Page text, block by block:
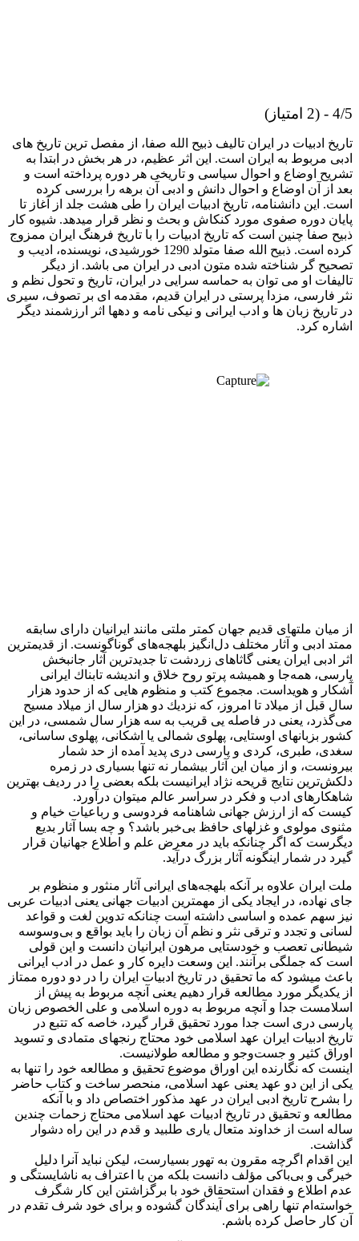
4/5 - (2 امتیاز)
تاریخ ادبیات در ایران تالیف ذبیح الله صفا، از مفصل ترین تاریخ های
ادبی مربوط به ایران است. این اثر عظیم، در هر بخش در ابتدا به
تشریح اوضاع و احوال سیاسی و تاریخی هر دوره پرداخته است و
بعد از آن اوضاع و احوال دانش و ادبی آن برهه را بررسی کرده
است. این دانشنامه، تاریخ ادبیات ایران را طی هشت جلد از آغاز تا
پایان دوره صفوی مورد کنکاش و بحث و نظر قرار میدهد. شیوه کار
ذبیح صفا چنین است که تاریخ ادبیات را با تاریخ فرهنگ ایران ممزوج
کرده است. ذبیح الله صفا متولد 1290 خورشیدی، نویسنده، ادیب و
تصحیح گر شناخته شده متون ادبی در ایران می باشد. از دیگر
تالیفات او می توان به حماسه سرایی در ایران، تاریخ و تحول نظم و
نثر فارسی، مزدا پرستی در ایران قدیم، مقدمه ای بر تصوف، سیری
در تاریخ زبان ها و ادب ایرانی و نیکی نامه و دهها اثر ارزشمند دیگر
اشاره کرد.
از میان ملتهای قدیم جهان كمتر ملتی مانند ایرانیان دارای سابقه
ممتد ادبی و آثار مختلف دل‌انگیز بلهجه‌های گوناگونست. از قدیمترین
اثر ادبی ایران یعنی گاثاهای زردشت تا جدیدترین آثار جانبخش
پارسی، همه‌جا و همیشه پرتو روح خلاق و اندیشه تابناك ایرانی
آشكار و هویداست. مجموع كتب و منظوم هایی كه از حدود هزار
سال قبل از میلاد تا امروز، كه نزدیك دو هزار سال از میلاد مسیح
می‌گذرد، یعنی در فاصله‌ یی قریب به سه هزار سال شمسی، در این
كشور بزبانهای اوستایی، پهلوی شمالی یا اشكانی، پهلوی ساسانی،
سغدی، طبری، كردی و پارسی دری پدید آمده از حد شمار
بیرونست، و از میان این آثار بیشمار نه تنها بسیاری در زمره
دلكش‌ترین نتایج قریحه نژاد ایرانیست بلكه بعضی را در ردیف بهترین
شاهكارهای ادب و فكر در سراسر عالم میتوان درآورد.
كیست كه از ارزش جهانی شاهنامه فردوسی و رباعیات خیام و
مثنوی مولوی و غزلهای حافظ بی‌خبر باشد؟ و چه‌ بسا آثار بدیع
دیگرست كه اگر چنانكه باید در معرض علم و اطلاع جهانیان قرار
گیرد در شمار اینگونه آثار بزرگ درآید.
ملت ایران علاوه بر آنكه بلهجه‌های ایرانی آثار منثور و منظوم بر
جای نهاده، در ایجاد یكی از مهمترین ادبیات جهانی یعنی ادبیات عربی
نیز سهم عمده و اساسی داشته است چنانكه تدوین لغت و قواعد
لسانی و تجدد و ترقی نثر و نظم آن زبان را باید بواقع و بی‌وسوسه
شیطانی تعصب و خودستایی مرهون ایرانیان دانست و این قولی
است كه جملگی برآنند. این وسعت دایره كار و عمل در ادب ایرانی
باعث میشود كه ما تحقیق در تاریخ ادبیات ایران را در دو دوره ممتاز
از یكدیگر مورد مطالعه قرار دهیم یعنی آنچه مربوط به پیش از
اسلامست جدا و آنچه مربوط به دوره اسلامی و علی الخصوص زبان
پارسی دری است جدا مورد تحقیق قرار گیرد، خاصه كه تتبع در
تاریخ ادبیات ایران عهد اسلامی خود محتاج رنجهای متمادی و تسوید
اوراق كثیر و جست‌وجو و مطالعه طولانیست.
اینست كه نگارنده این اوراق موضوع تحقیق و مطالعه خود را تنها به
یكی از این دو عهد یعنی عهد اسلامی، منحصر ساخت و كتاب حاضر
را بشرح تاریخ ادبی ایران در عهد مذكور اختصاص داد و با آنكه
مطالعه و تحقیق در تاریخ ادبیات عهد اسلامی محتاج زحمات چندین
ساله است از خداوند متعال یاری طلبید و قدم در این راه دشوار
گذاشت.
این اقدام اگرچه مقرون به تهور بسیارست، لیكن نباید آنرا دلیل
خیرگی و بی‌باكی مؤلف دانست بلكه من با اعتراف به ناشایستگی و
عدم اطلاع و فقدان استحقاق خود با برگزاشتن این كار شگرف
خواسته‌ام تنها راهی برای آیندگان گشوده و برای خود شرف تقدم در
آن كار حاصل كرده باشم.